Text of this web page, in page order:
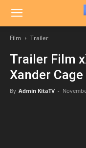
Film Trailer
Trailer Film
Xander
By Admin KitaTV -